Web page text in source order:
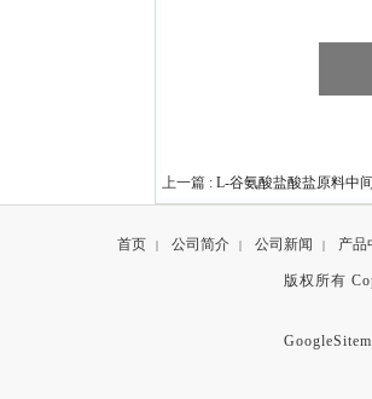
上一篇 : L-谷氨酸盐酸盐原料中
首页 | 公司简介 | 公司新闻 | 产品
版权所有